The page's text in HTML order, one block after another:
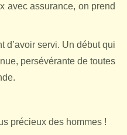
avec assurance, on prend
d’avoir servi. Un début qui
persévérante de toutes
des hommes !